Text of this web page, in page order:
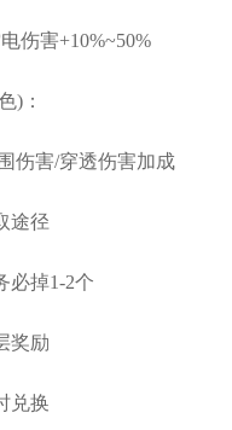
伤害+10%~50%
)：
伤害/穿透伤害加成
途径
必掉1-2个
奖励
兑换